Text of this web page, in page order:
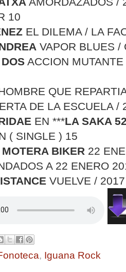
10
EL DILEMA / LA
VAPOR BLUES /
ACCION
QUE
DE LA ESCUELA
EN ***LA SAKA
( SINGLE ) 15
BIKER 22
A 22 ENERO
VUELVE /
, Iguana Rock